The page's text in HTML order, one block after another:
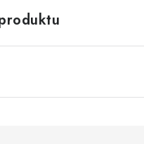
/ MANGO
/ JAHODY